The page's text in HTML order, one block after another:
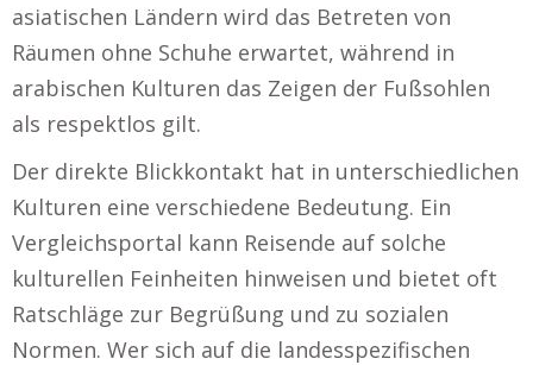
asiatischen Ländern wird das Betreten von
Räumen ohne Schuhe erwartet, während in
arabischen Kulturen das Zeigen der Fußsohlen
als respektlos gilt.
Der direkte Blickkontakt hat in unterschiedlichen
Kulturen eine verschiedene Bedeutung. Ein
Vergleichsportal kann Reisende auf solche
kulturellen Feinheiten hinweisen und bietet oft
Ratschläge zur Begrüßung und zu sozialen
Normen. Wer sich auf die landesspezifischen